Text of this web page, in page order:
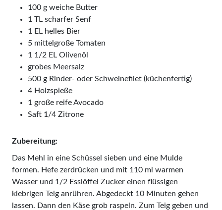
100 g weiche Butter
1 TL scharfer Senf
1 EL helles Bier
5 mittelgroße Tomaten
1 1/2 EL Olivenöl
grobes Meersalz
500 g Rinder- oder Schweinefilet (küchenfertig)
4 Holzspieße
1 große reife Avocado
Saft 1/4 Zitrone
Zubereitung:
Das Mehl in eine Schüssel sieben und eine Mulde
formen. Hefe zerdrücken und mit 110 ml warmen
Wasser und 1/2 Esslöffel Zucker einen flüssigen
klebrigen Teig anrühren. Abgedeckt 10 Minuten gehen
lassen. Dann den Käse grob raspeln. Zum Teig geben und